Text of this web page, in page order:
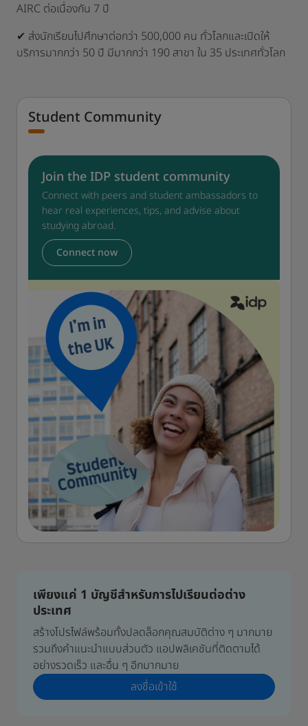
AIRC ต่อเนื่องกัน 7 ปี
✔ ส่งนักเรียนไปศึกษาต่อกว่า 500,000 คน ทั่วโลกและเปิดให้
บริการมากกว่า 50 ปี มีมากกว่า 190 สาขา ใน 35 ประเทศทั่วโลก
Student Community
Join the IDP student community
Connect with peers and student ambassadors to
hear real experiences, tips, and advise about
studying abroad.
Connect now
เพียงแค่ 1 บัญชีสำหรับการไปเรียนต่อต่าง
ประเทศ
สร้างโปรไฟล์พร้อมทั้งปลดล็อกคุณสมบัติต่าง ๆ มากมาย
รวมถึงคำแนะนำแบบส่วนตัว แอปพลิเคชันที่ติดตามได้
อย่างรวดเร็ว และอื่น ๆ อีกมากมาย
ลงชื่อเข้าใช้